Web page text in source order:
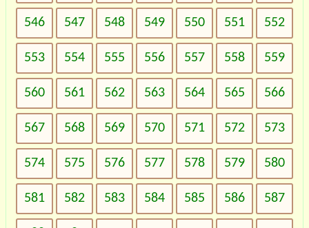
546 547 548 549 550 551 552
553 554 555 556 557 558 559
560 561 562 563 564 565 566
567 568 569 570 571 572 573
574 575 576 577 578 579 580
581 582 583 584 585 586 587